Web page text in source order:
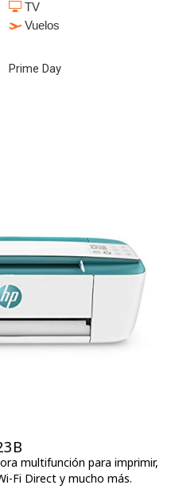
TV
Vuelos
Prime Day
multifunción para imprimir,
Fi Direct y mucho más.